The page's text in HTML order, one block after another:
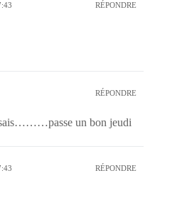
RÉPONDRE
RÉPONDRE
sais………passe un bon jeudi
RÉPONDRE